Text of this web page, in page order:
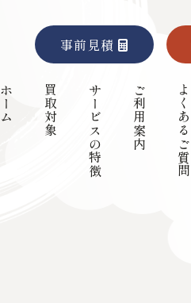
事前見積
ホーム 買取対象 サービスの特徴 ご利用案内 よくあるご質問